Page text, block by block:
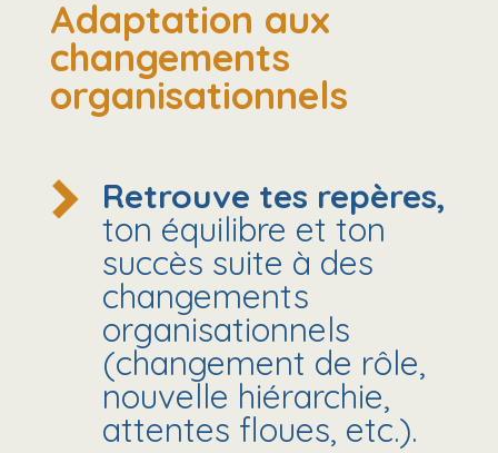
Adaptation aux
changements
organisationnels
Retrouve tes repères,
ton équilibre et ton
succès suite à des
changements
organisationnels
(changement de rôle,
nouvelle hiérarchie,
attentes floues, etc.).